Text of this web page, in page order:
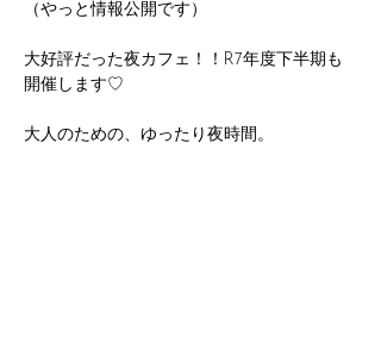
（やっと情報公開です）
大好評だった夜カフェ！！R7年度下半期も
開催します♡
大人のための、ゆったり夜時間。